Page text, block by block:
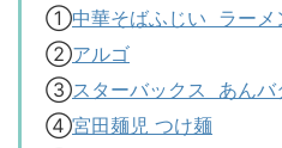
①中華そばふじい ラーメ
②アルゴ
③スターバックス あんバ
④宮田麺児 つけ麺